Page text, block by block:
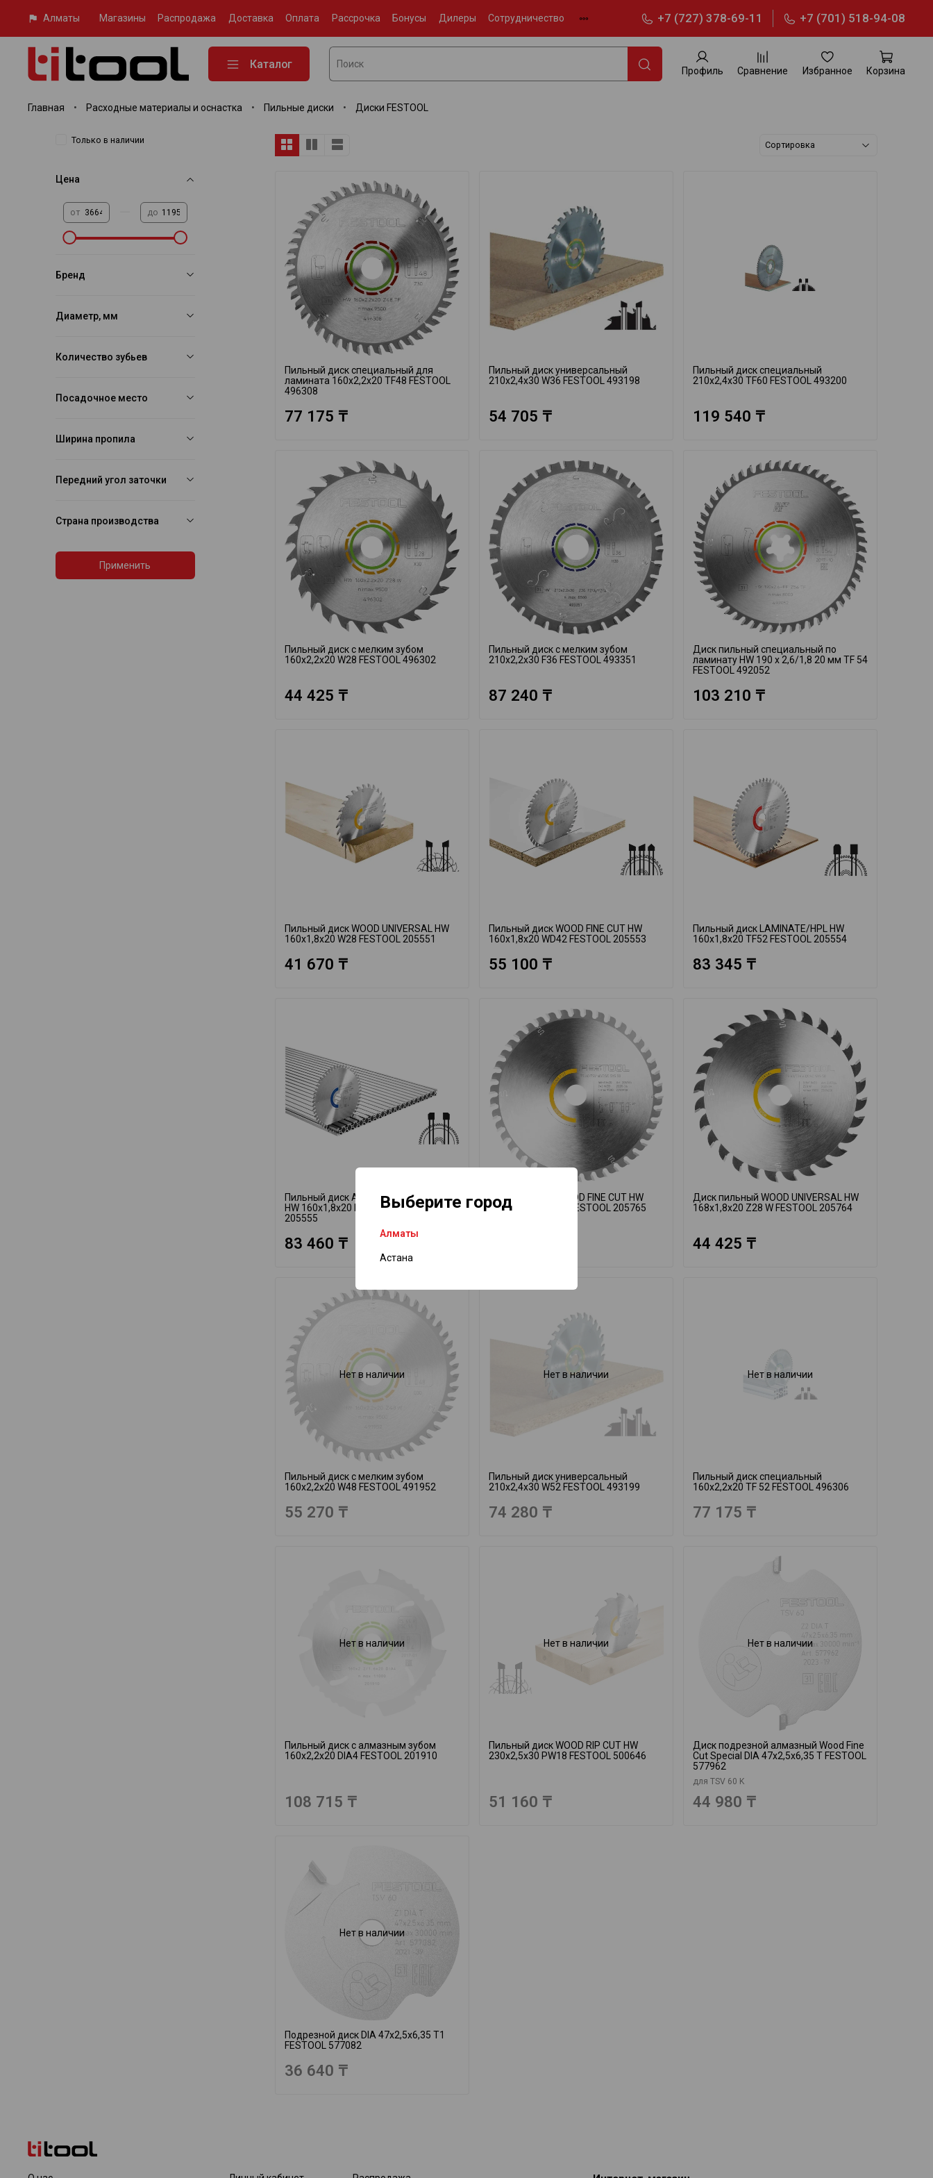
Алматы Магазины Распродажа Доставка Оплата Рассрочка Бонусы Дилеры Сотрудничество +7 (727) 378-69-11 +7 (701) 518-94-08
Каталог
Профиль Сравнение Избранное Корзина
Выберите город
Алматы
Астана
Главная Расходные материалы и оснастка Пильные диски Диски FESTOOL
Пильный диск специальный для
ламината 160x2,2x20 TF48 FESTOOL
496308
77 175 ₸
Пильный диск универсальный
210x2,4x30 W36 FESTOOL 493198
54 705 ₸
Пильный диск специальный
210x2,4x30 TF60 FESTOOL 493200
119 540 ₸
Пильный диск с мелким зубом
160x2,2x20 W28 FESTOOL 496302
44 425 ₸
Пильный диск с мелким зубом
210x2,2x30 F36 FESTOOL 493351
87 240 ₸
Диск пильный специальный по
ламинату HW 190 x 2,6/1,8 20 мм TF 54
FESTOOL 492052
103 210 ₸
Пильный диск WOOD UNIVERSAL HW
160x1,8x20 W28 FESTOOL 205551
41 670 ₸
Пильный диск WOOD FINE CUT HW
160x1,8x20 WD42 FESTOOL 205553
55 100 ₸
Пильный диск LAMINATE/HPL HW
160x1,8x20 TF52 FESTOOL 205554
83 345 ₸
Пильный диск ALUMINIUM/PLASTICS
HW 160x1,8x20 F/FA52 FESTOOL
205555
83 460 ₸
Диск пильный WOOD FINE CUT HW
168x1,8x20 WD42 FESTOOL 205765
Диск пильный WOOD UNIVERSAL HW
168x1,8x20 Z28 W FESTOOL 205764
44 425 ₸
Нет в наличии
Пильный диск с мелким зубом
160x2,2x20 W48 FESTOOL 491952
55 270 ₸
Нет в наличии
Пильный диск универсальный
210x2,4x30 W52 FESTOOL 493199
74 280 ₸
Нет в наличии
Пильный диск специальный
160x2,2x20 TF 52 FESTOOL 496306
77 175 ₸
Нет в наличии
Пильный диск с алмазным зубом
160x2,2x20 DIA4 FESTOOL 201910
108 715 ₸
Нет в наличии
Пильный диск WOOD RIP CUT HW
230x2,5x30 PW18 FESTOOL 500646
51 160 ₸
Нет в наличии
Диск подрезной алмазный Wood Fine
Cut Special DIA 47x2,5x6,35 T FESTOOL
577962
для TSV 60 K
44 980 ₸
Нет в наличии
Подрезной диск DIA 47x2,5x6,35 T1
FESTOOL 577082
36 640 ₸
Только в наличии
Цена
от до
Бренд
Диаметр, мм
Количество зубьев
Посадочное место
Ширина пропила
Передний угол заточки
Страна производства
Применить